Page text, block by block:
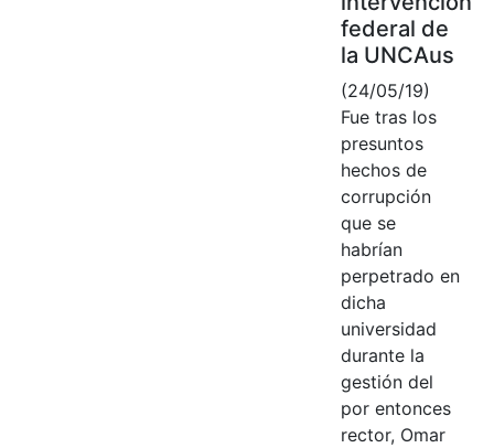
federal de
la UNCAus
(24/05/19)
Fue tras los
presuntos
hechos de
corrupción
que se
habrían
perpetrado en
dicha
universidad
durante la
gestión del
por entonces
rector, Omar